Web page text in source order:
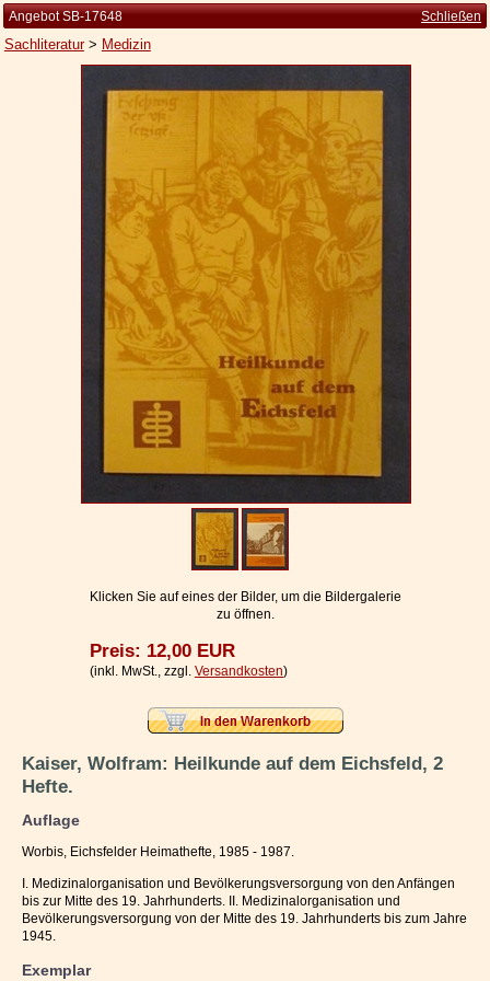
Die Brockhaus Auflagen
Die Meyer Auflagen
Zu den Angeboten
Widerrufsbelehrung
Geschäftsbedingungen
Datenschutzerklärung
Ihr Warenkorb
Angebot SB-17648 Schließen
Sachliteratur> Medizin
Klicken Sie auf eines der Bilder, um die Bildergalerie
zu öffnen.
Preis: 12,00 EUR
(inkl. MwSt., zzgl. Versandkosten)
Kaiser, Wolfram: Heilkunde auf dem Eichsfeld, 2
Hefte.
Auflage
Worbis, Eichsfelder Heimathefte, 1985 - 1987.
I. Medizinalorganisation und Bevölkerungsversorgung von den Anfängen
bis zur Mitte des 19. Jahrhunderts. II. Medizinalorganisation und
Bevölkerungsversorgung von der Mitte des 19. Jahrhunderts bis zum Jahre
1945.
Exemplar